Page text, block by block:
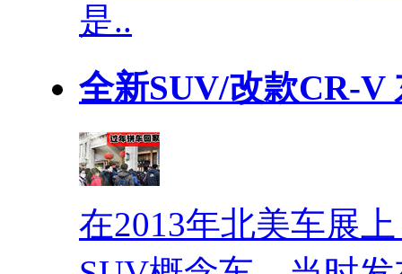
是..
全新SUV/改款CR-V
在2013年北美车展